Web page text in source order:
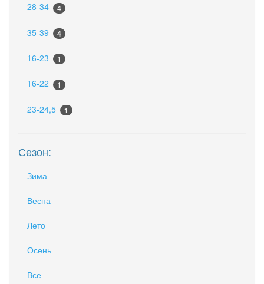
28-34 4
35-39 4
16-23 1
16-22 1
23-24,5 1
Сезон:
Зима
Весна
Лето
Осень
Все